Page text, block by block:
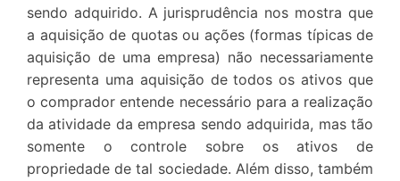
sendo adquirido. A jurisprudência nos mostra que
a aquisição de quotas ou ações (formas típicas de
aquisição de uma empresa) não necessariamente
representa uma aquisição de todos os ativos que
o comprador entende necessário para a realização
da atividade da empresa sendo adquirida, mas tão
somente o controle sobre os ativos de
propriedade de tal sociedade. Além disso, também